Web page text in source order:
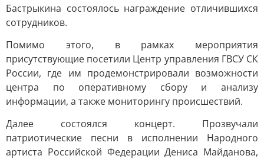
Бастрыкина состоялось награждение отличившихся
сотрудников.
Помимо этого, в рамках мероприятия
присутствующие посетили Центр управления ГВСУ СК
России, где им продемонстрировали возможности
центра по оперативному сбору и анализу
информации, а также мониторингу происшествий.
Далее состоялся концерт. Прозвучали
патриотические песни в исполнении Народного
артиста Российской Федерации Дениса Майданова,